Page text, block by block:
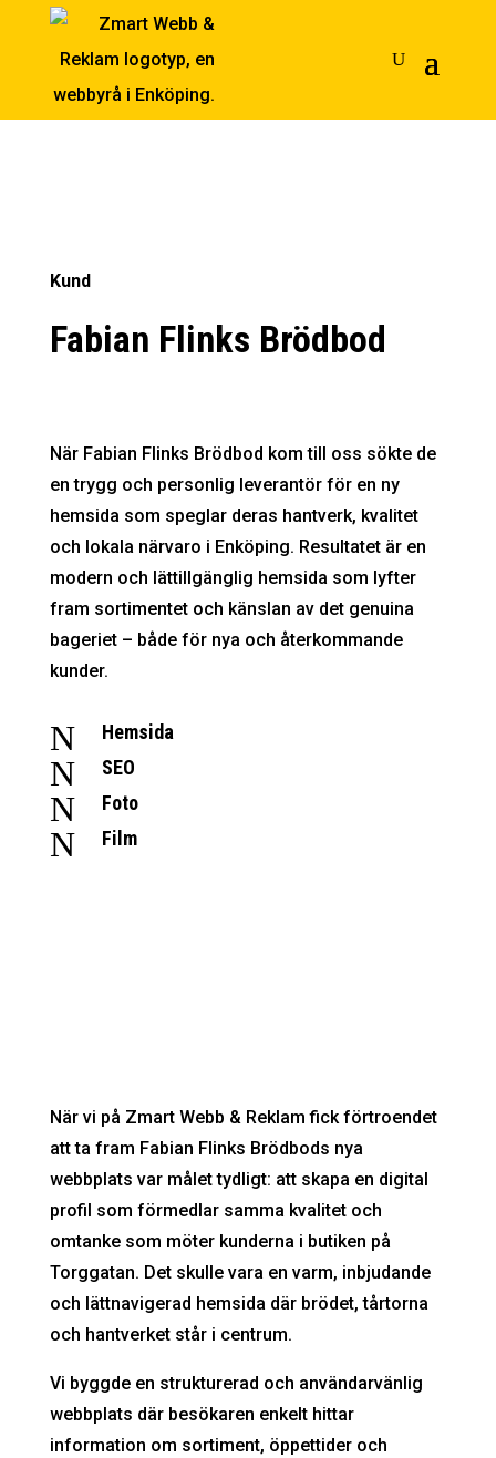
Kund
Fabian Flinks Brödbod
När Fabian Flinks Brödbod kom till oss sökte de
en trygg och personlig leverantör för en ny
hemsida som speglar deras hantverk, kvalitet
och lokala närvaro i Enköping. Resultatet är en
modern och lättillgänglig hemsida som lyfter
fram sortimentet och känslan av det genuina
bageriet – både för nya och återkommande
kunder.
N Hemsida
N SEO
N Foto
N Film
När vi på Zmart Webb & Reklam fick förtroendet
att ta fram Fabian Flinks Brödbods nya
webbplats var målet tydligt: att skapa en digital
profil som förmedlar samma kvalitet och
omtanke som möter kunderna i butiken på
Torggatan. Det skulle vara en varm, inbjudande
och lättnavigerad hemsida där brödet, tårtorna
och hantverket står i centrum.
Vi byggde en strukturerad och användarvänlig
webbplats där besökaren enkelt hittar
information om sortiment, öppettider och